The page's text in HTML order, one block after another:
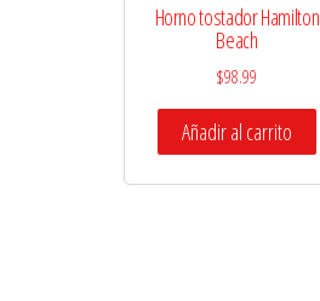
Horno tostador Hamilton
Beach
$98.99
Añadir al carrito